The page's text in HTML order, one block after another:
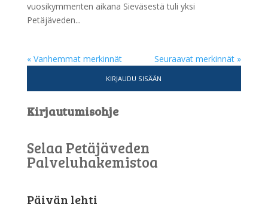
vuosikymmenten aikana Sieväsestä tuli yksi
Petäjäveden...
« Vanhemmat merkinnät Seuraavat merkinnät »
KIRJAUDU SISÄÄN
Kirjautumisohje
Selaa Petäjäveden
Palveluhakemistoa
Päivän lehti